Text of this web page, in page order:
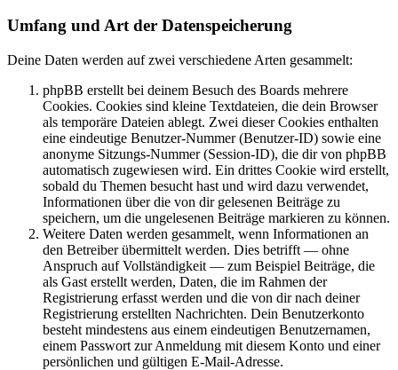
Umfang und Art der Datenspeicherung
Deine Daten werden auf zwei verschiedene Arten gesammelt:
phpBB erstellt bei deinem Besuch des Boards mehrere
Cookies. Cookies sind kleine Textdateien, die dein Browser
als temporäre Dateien ablegt. Zwei dieser Cookies enthalten
eine eindeutige Benutzer-Nummer (Benutzer-ID) sowie eine
anonyme Sitzungs-Nummer (Session-ID), die dir von phpBB
automatisch zugewiesen wird. Ein drittes Cookie wird erstellt,
sobald du Themen besucht hast und wird dazu verwendet,
Informationen über die von dir gelesenen Beiträge zu
speichern, um die ungelesenen Beiträge markieren zu können.
Weitere Daten werden gesammelt, wenn Informationen an
den Betreiber übermittelt werden. Dies betrifft — ohne
Anspruch auf Vollständigkeit — zum Beispiel Beiträge, die
als Gast erstellt werden, Daten, die im Rahmen der
Registrierung erfasst werden und die von dir nach deiner
Registrierung erstellten Nachrichten. Dein Benutzerkonto
besteht mindestens aus einem eindeutigen Benutzernamen,
einem Passwort zur Anmeldung mit diesem Konto und einer
persönlichen und gültigen E-Mail-Adresse.